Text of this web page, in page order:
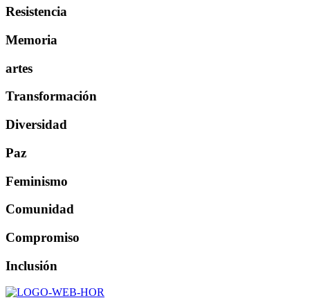
Resistencia
Memoria
artes
Transformación
Diversidad
Paz
Feminismo
Comunidad
Compromiso
Inclusión